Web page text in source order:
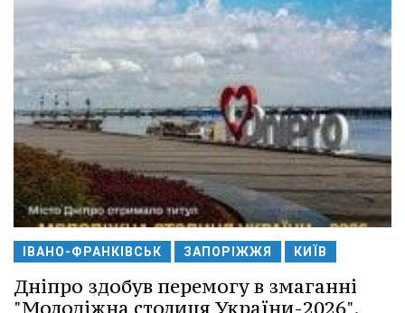
ІВАНО-ФРАНКІВСЬК ЗАПОРІЖЖЯ КИЇВ
Дніпро здобув перемогу в змаганні